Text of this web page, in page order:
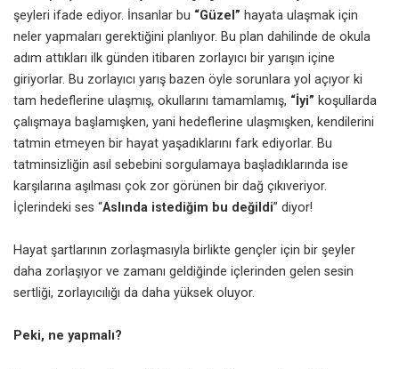
şeyleri ifade ediyor. İnsanlar bu “Güzel” hayata ulaşmak için
neler yapmaları gerektiğini planlıyor. Bu plan dahilinde de okula
adım attıkları ilk günden itibaren zorlayıcı bir yarışın içine
giriyorlar. Bu zorlayıcı yarış bazen öyle sorunlara yol açıyor ki
tam hedeflerine ulaşmış, okullarını tamamlamış, “İyi” koşullarda
çalışmaya başlamışken, yani hedeflerine ulaşmışken, kendilerini
tatmin etmeyen bir hayat yaşadıklarını fark ediyorlar. Bu
tatminsizliğin asıl sebebini sorgulamaya başladıklarında ise
karşılarına aşılması çok zor görünen bir dağ çıkıveriyor.
İçlerindeki ses “Aslında istediğim bu değildi” diyor!
Hayat şartlarının zorlaşmasıyla birlikte gençler için bir şeyler
daha zorlaşıyor ve zamanı geldiğinde içlerinden gelen sesin
sertliği, zorlayıcılığı da daha yüksek oluyor.
Peki, ne yapmalı?